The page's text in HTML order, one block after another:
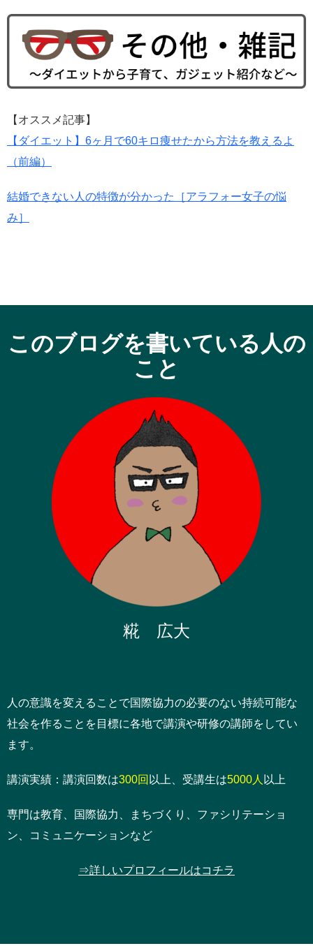
【オススメ記事】
【ダイエット】6ヶ月で60キロ痩せたから方法を教えるよ
（前編）
結婚できない人の特徴が分かった［アラフォー女子の悩
み］
このブログを書いている人の
こと
糀 広大
人の意識を変えることで国際協力の必要のない持続可能な
社会を作ることを目標に各地で講演や研修の講師をしてい
ます。
講演実績：講演回数は300回 以上、受講生は5000人 以上
専門は教育、国際協力、まちづくり、ファシリテーショ
ン、コミュニケーションなど
⇒詳しいプロフィールはコチラ